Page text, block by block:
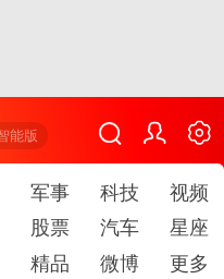
能版
军事 科技
视频
股票 汽车
星座
精品 微博 更多